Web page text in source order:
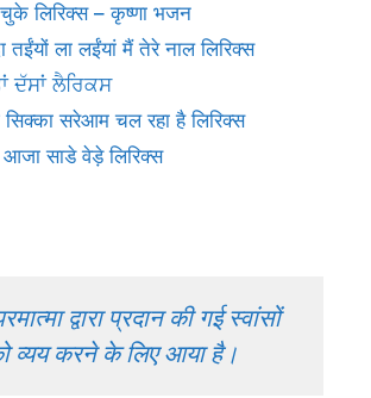
चुके लिरिक्स – कृष्णा भजन
ला लईंयां मैं तेरे नाल लिरिक्स
ਦੱਸਾਂ ਲੈਰਿਕਸ
सिक्का सरेआम चल रहा है लिरिक्स
आजा साडे वेड़े लिरिक्स
द्वारा प्रदान की गई स्वांसों
व्यय करने के लिए आया है।